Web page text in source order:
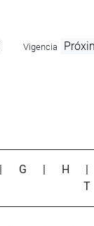
Vigencia
G H
T